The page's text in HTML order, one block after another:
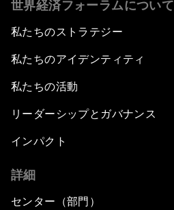
世界経済フォーラムについて
私たちのストラテジー
私たちのアイデンティティ
私たちの活動
リーダーシップとガバナンス
インパクト
詳細
センター（部門）